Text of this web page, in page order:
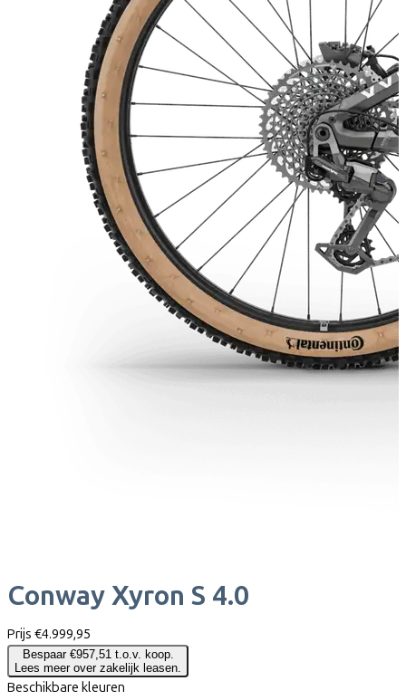
ConwayXyron S 4.0
Prijs €4.999,95
Bespaar €957,51 t.o.v. koop.
Lees meer over zakelijk leasen.
Beschikbare kleuren